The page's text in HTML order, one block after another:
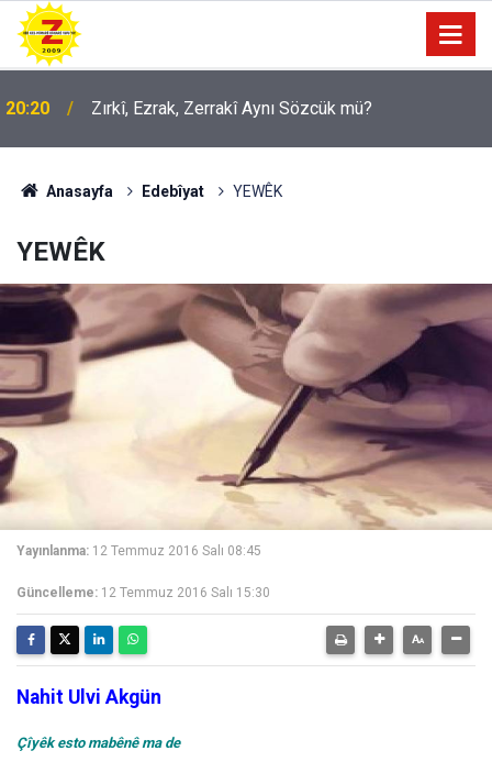
20:20 Zırkî, Ezrak, Zerrakî Aynı Sözcük mü?
09:56 Ji Zilma Partîzanan Nimûneyeka Piçûk
Anasayfa Edebîyat YEWÊK
YEWÊK
Yayınlanma: 12 Temmuz 2016 Salı 08:45
Güncelleme: 12 Temmuz 2016 Salı 15:30
Nahit Ulvi Akgün
Çîyêk esto mabênê ma de